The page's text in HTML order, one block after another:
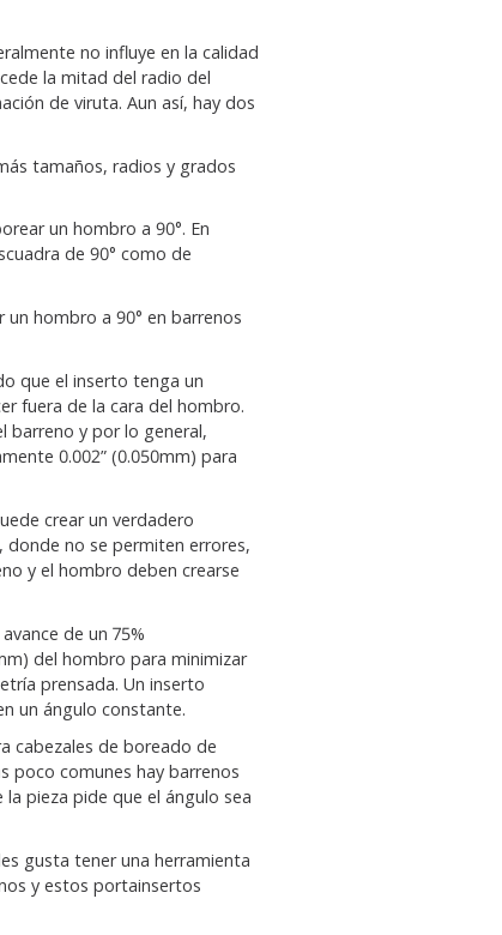
no influye en la calidad
la mitad del radio del
de viruta. Aun así, hay dos
tamaños, radios y grados
un hombro a 90°. En
de 90° como de
hombro a 90° en barrenos
que el inserto tenga un
fuera de la cara del hombro.
barreno y por lo general,
0.002” (0.050mm) para
crear un verdadero
no se permiten errores,
y el hombro deben crearse
de un 75%
del hombro para minimizar
prensada. Un inserto
un ángulo constante.
cabezales de boreado de
poco comunes hay barrenos
pieza pide que el ángulo sea
gusta tener una herramienta
y estos portainsertos